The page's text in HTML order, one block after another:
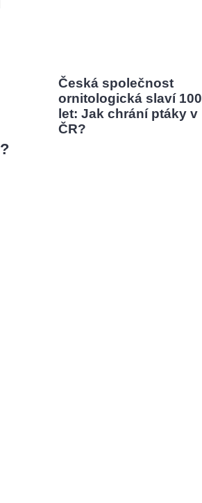
Česká společnost
ornitologická slaví 100
let: Jak chrání ptáky v
ČR?